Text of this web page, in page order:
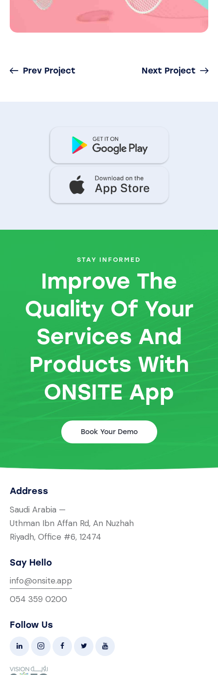
Prev Project Next Project
STAY INFORMED
Improve The
Quality Of Your
Services And
Products With
ONSITE App
Book Your Demo
Address
Saudi Arabia —
Uthman Ibn Affan Rd, An Nuzhah
Riyadh, Office #6, 12474
Say Hello
info@onsite.app
054 359 0200
Follow Us